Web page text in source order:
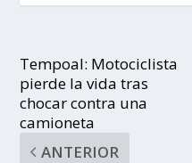
Tempoal: Motociclista
pierde la vida tras
chocar contra una
camioneta
ANTERIOR